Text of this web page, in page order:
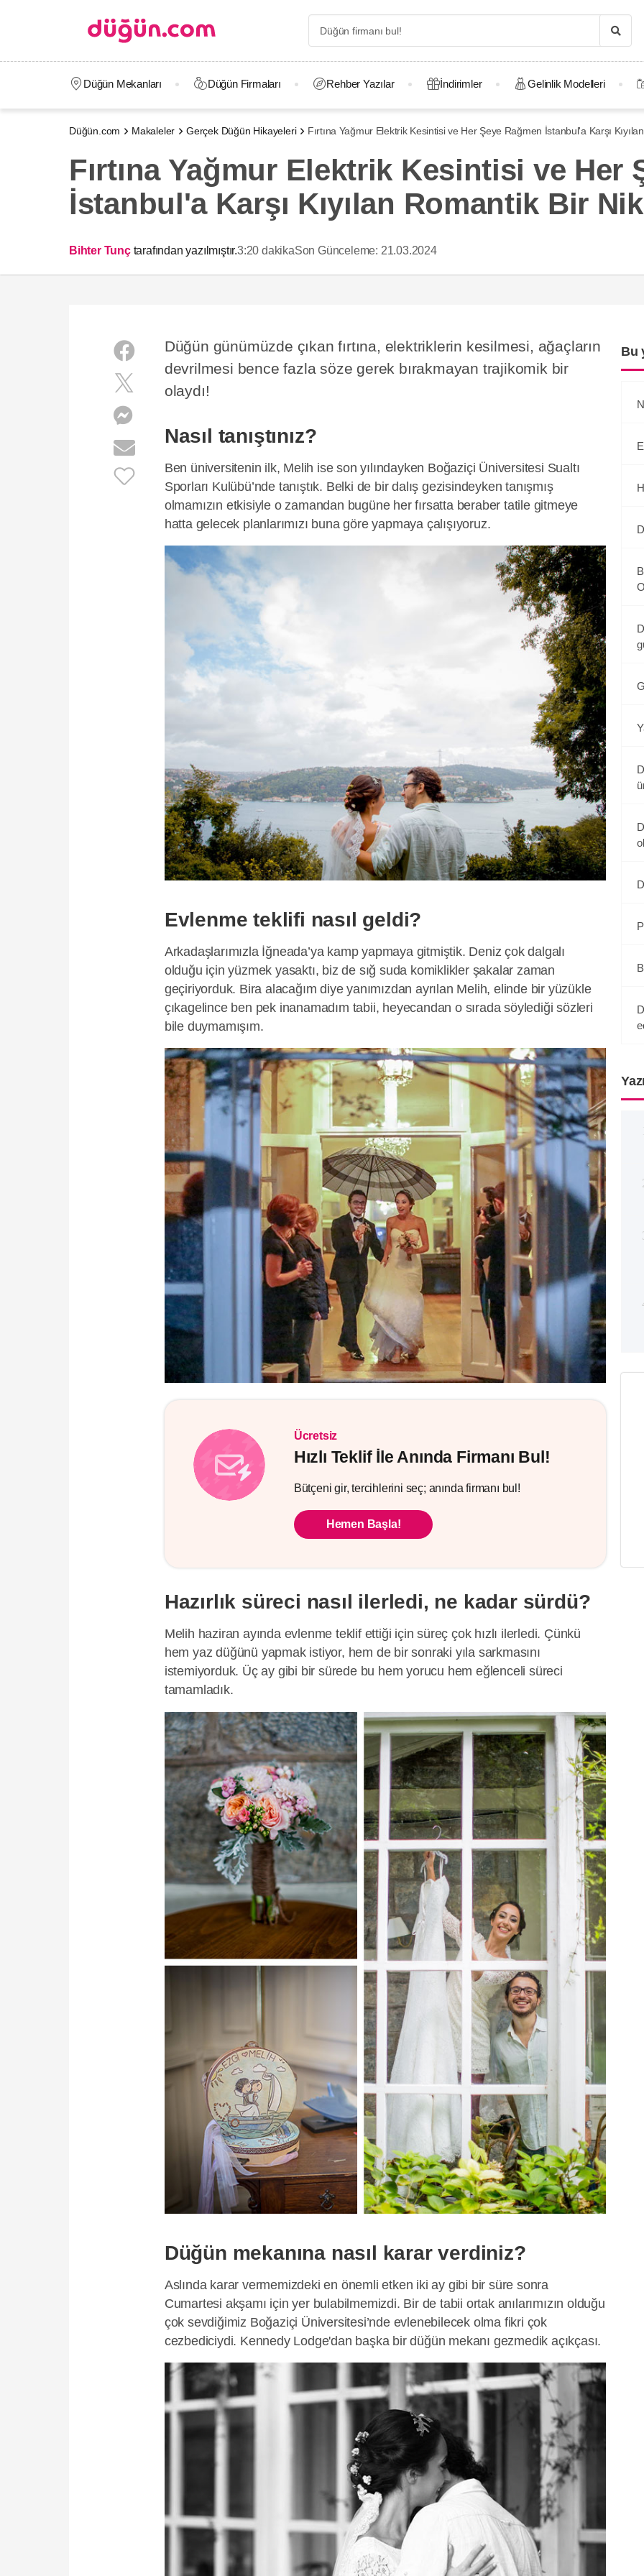
Düğün Mekanları Düğün Firmaları Rehber Yazılar İndirimler Gelinlik Modelleri
Düğün.com Makaleler Gerçek Düğün Hikayeleri Fırtına Yağmur Elektrik Kesintisi ve Her Şeye Rağmen İstanbul'a Karşı
Fırtına Yağmur Elektrik Kesintisi ve Her
İstanbul'a Karşı Kıyılan Romantik Bir
Bihter Tunçtarafından yazılmıştır.3:20 dakikaSon Günceleme: 21.03.2024
Düğün günümüzde çıkan fırtına, elektriklerin kesilmesi, ağaçların
devrilmesi bence fazla söze gerek bırakmayan trajikomik bir
olaydı!
Nasıl tanıştınız?
Ben üniversitenin ilk, Melih ise son yılındayken Boğaziçi Üniversitesi Sualtı
Sporları Kulübü’nde tanıştık. Belki de bir dalış gezisindeyken tanışmış
olmamızın etkisiyle o zamandan bugüne her fırsatta beraber tatile gitmeye
hatta gelecek planlarımızı buna göre yapmaya çalışıyoruz.
Evlenme teklifi nasıl geldi?
Arkadaşlarımızla İğneada’ya kamp yapmaya gitmiştik. Deniz çok dalgalı
olduğu için yüzmek yasaktı, biz de sığ suda komiklikler şakalar zaman
geçiriyorduk. Bira alacağım diye yanımızdan ayrılan Melih, elinde bir yüzükle
çıkagelince ben pek inanamadım tabii, heyecandan o sırada söylediği sözleri
bile duymamışım.
Ücretsiz
Hızlı Teklif İle Anında Firmanı Bul!
Bütçeni gir, tercihlerini seç; anında firmanı bul!
Hemen Başla!
Hazırlık süreci nasıl ilerledi, ne kadar sürdü?
Melih haziran ayında evlenme teklif ettiği için süreç çok hızlı ilerledi. Çünkü
hem yaz düğünü yapmak istiyor, hem de bir sonraki yıla sarkmasını
istemiyorduk. Üç ay gibi bir sürede bu hem yorucu hem eğlenceli süreci
tamamladık.
Düğün mekanına nasıl karar verdiniz?
Aslında karar vermemizdeki en önemli etken iki ay gibi bir süre sonra
Cumartesi akşamı için yer bulabilmemizdi. Bir de tabii ortak anılarımızın olduğu
çok sevdiğimiz Boğaziçi Üniversitesi’nde evlenebilecek olma fikri çok
cezbediciydi. Kennedy Lodge'dan başka bir düğün mekanı gezmedik açıkçası.
Bu